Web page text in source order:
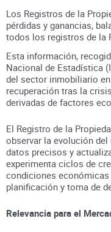
Los Registros de la
pérdidas y ganancias,
todos los registros de la
Esta información,
Nacional de Estadística
del sector inmobiliario en
recuperación tras la
derivadas de factores
El Registro de la
observar la evolución
datos precisos y
experimenta ciclos de
condiciones
planificación y toma de
Relevancia para el